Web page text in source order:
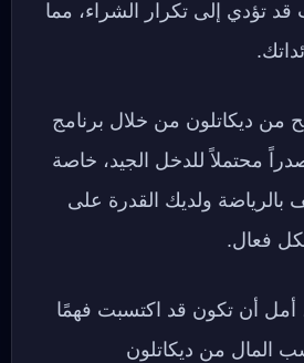
قد تؤدي إلى تكرار الشراء، مما
من ديكاتلون من خلال برنامج
محتملاً للدخل الجيد، خاصة
بالرياضة ولديك القدرة على
فعال.
أمل أن تكون قد اكتسبت فهمًا
المال من ديكاتلون